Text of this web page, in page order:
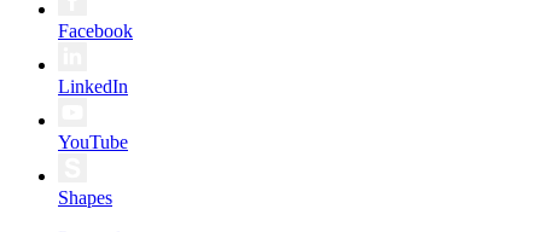
Facebook
LinkedIn
YouTube
Shapes